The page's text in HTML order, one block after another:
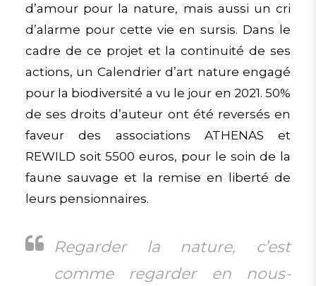
d’amour pour la nature, mais aussi un cri
d’alarme pour cette vie en sursis. Dans le
cadre de ce projet et la continuité de ses
actions, un Calendrier d’art nature engagé
pour la biodiversité a vu le jour en 2021. 50%
de ses droits d’auteur ont été reversés en
faveur des associations ATHENAS et
REWILD soit 5500 euros, pour le soin de la
faune sauvage et la remise en liberté de
leurs pensionnaires.
Regarder la nature, c’est
comme regarder en nous-